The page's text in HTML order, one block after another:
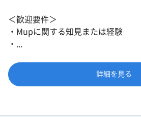
＜歓迎要件＞
・Mupに関する知見または経験
・...
詳細を見る